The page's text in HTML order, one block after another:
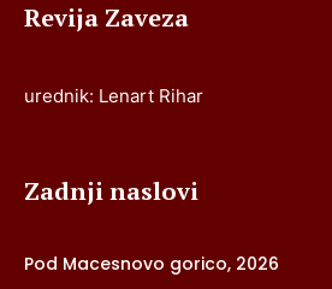
Revija Zaveza
urednik: Lenart Rihar
Zadnji naslovi
Pod Macesnovo gorico, 2026